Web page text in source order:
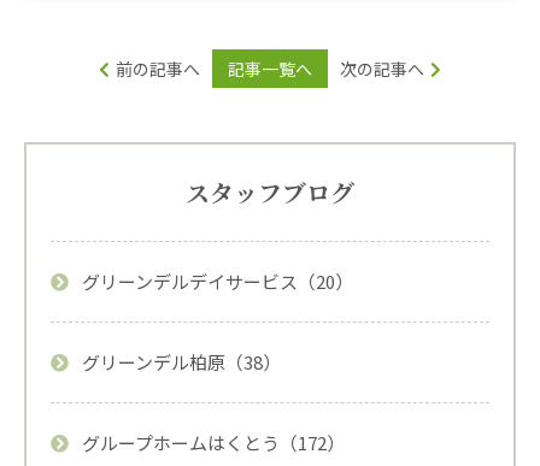
前の記事へ 記事一覧へ 次の記事へ
スタッフブログ
グリーンデルデイサービス（20）
グリーンデル柏原（38）
グループホームはくとう（172）